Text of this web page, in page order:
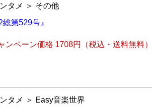
タメ ＞ その他
第529号』
ンペーン価格 1708円 （税込・送料無料）
タメ ＞ Easy音楽世界